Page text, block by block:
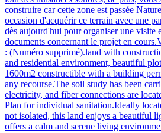
construire car cette zone est passée
occasion d'acquérir ce terrain avec une
dès aujourd'hui pour organiser une visite
documents concernant le projet en
: (Numéro supprimé).land with
and residential environment, beautiful
1600m2 constructible with a building
any recourse.The soil study has been
electricity, and fiber connections are
Plan for individual sanitation.Ideally
not isolated, this land enjoys a beautiful
offers a calm and serene living